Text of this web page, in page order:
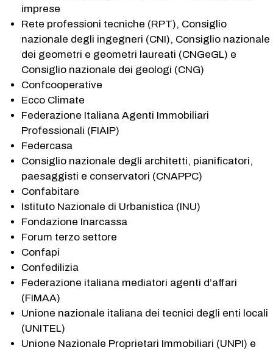
imprese
Rete professioni tecniche (RPT), Consiglio
nazionale degli ingegneri (CNI), Consiglio nazionale
dei geometri e geometri laureati (CNGeGL) e
Consiglio nazionale dei geologi (CNG)
Confcooperative
Ecco Climate
Federazione Italiana Agenti Immobiliari
Professionali (FIAIP)
Federcasa
Consiglio nazionale degli architetti, pianificatori,
paesaggisti e conservatori (CNAPPC)
Confabitare
Istituto Nazionale di Urbanistica (INU)
Fondazione Inarcassa
Forum terzo settore
Confapi
Confedilizia
Federazione italiana mediatori agenti d’affari
(FIMAA)
Unione nazionale italiana dei tecnici degli enti locali
(UNITEL)
Unione Nazionale Proprietari Immobiliari (UNPI) e